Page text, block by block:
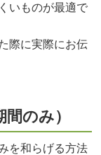
いものが最適で
際に実際にお伝
のみ）
を和らげる方法